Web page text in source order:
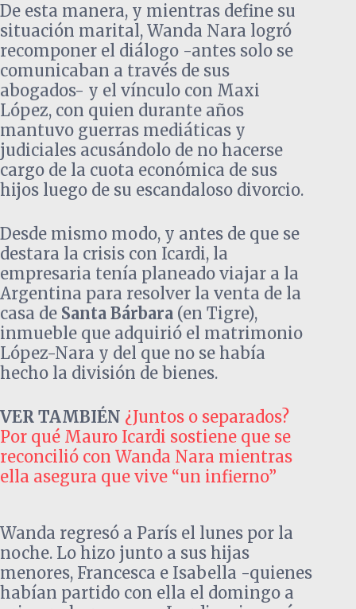
De esta manera, y mientras define su
situación marital, Wanda Nara logró
recomponer el diálogo -antes solo se
comunicaban a través de sus
abogados- y el vínculo con Maxi
López, con quien durante años
mantuvo guerras mediáticas y
judiciales acusándolo de no hacerse
cargo de la cuota económica de sus
hijos luego de su escandaloso divorcio.
Desde mismo modo, y antes de que se
destara la crisis con Icardi, la
empresaria tenía planeado viajar a la
Argentina para resolver la venta de la
casa de Santa Bárbara (en Tigre),
inmueble que adquirió el matrimonio
López-Nara y del que no se había
hecho la división de bienes.
VER TAMBIÉN ¿Juntos o separados?
Por qué Mauro Icardi sostiene que se
reconcilió con Wanda Nara mientras
ella asegura que vive “un infierno”
Wanda regresó a París el lunes por la
noche. Lo hizo junto a sus hijas
menores, Francesca e Isabella -quienes
habían partido con ella el domingo a